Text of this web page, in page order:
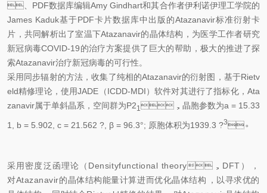
、PDF数据库编辑Amy Gindhart和其合作者伊利诺伊理工学院的
James Kaduk基于PDF卡片数据库中出版的Atazanavir标准衍射卡
片，共同解析出了室温下Atazanavir的晶体结构，为医学工作者研究
新冠病毒COVID-19的治疗方案提供了巨大的帮助， 极大的推进了探
索Atazanavir治疗新冠病毒的可行性。
采用同步辐射的方法，收集了纯相的Atazanavir的衍射图，基于Rietv
eld精修理论，使用JADE（ICDD-MDI）软件对其进行了指标化，Ata
zanavir属于单斜晶系，空间群为P21 ，晶胞参数为a = 15.33
1, b = 5.902, c = 21.562 ?, β = 96.3°; 原胞体积为1939.3 ?3。
采用密度泛函理论（ Densityfunctional theory， DFT ），
对Atazanavir的晶体结构能量计算进而优化晶体结构，以寻求优的